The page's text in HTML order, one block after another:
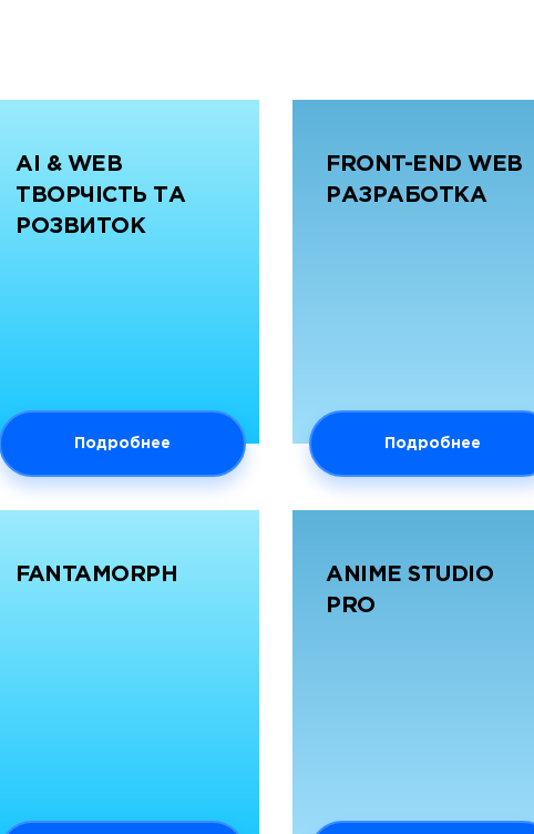
AI & WEB
ТВОРЧІСТЬ ТА
РОЗВИТОК
Подробнее
FRONT-END WEB
РАЗРАБОТКА
Подробнее
FANTAMORPH
ANIME STUDIO
PRO